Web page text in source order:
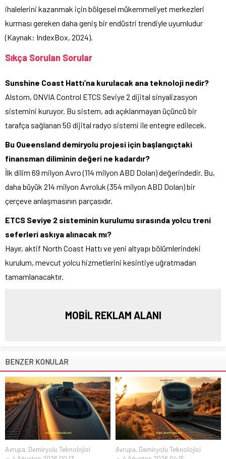
ihalelerini kazanmak için bölgesel mükemmeliyet merkezleri
kurması gereken daha geniş bir endüstri trendiyle uyumludur
(Kaynak: IndexBox, 2024).
Sıkça Sorulan Sorular
Sunshine Coast Hattı’na kurulacak ana teknoloji nedir?
Alstom, ONVIA Control ETCS Seviye 2 dijital sinyalizasyon
sistemini kuruyor. Bu sistem, adı açıklanmayan üçüncü bir
tarafça sağlanan 5G dijital radyo sistemi ile entegre edilecek.
Bu Queensland demiryolu projesi için başlangıçtaki
finansman diliminin değeri ne kadardır?
İlk dilim 69 milyon Avro (114 milyon ABD Doları) değerindedir. Bu,
daha büyük 214 milyon Avroluk (354 milyon ABD Doları) bir
çerçeve anlaşmasının parçasıdır.
ETCS Seviye 2 sisteminin kurulumu sırasında yolcu treni
seferleri askıya alınacak mı?
Hayır, aktif North Coast Hattı ve yeni altyapı bölümlerindeki
kurulum, mevcut yolcu hizmetlerini kesintiye uğratmadan
tamamlanacaktır.
MOBİL REKLAM ALANI
BENZER KONULAR
Avrupa, Demiryolu Teknolojisi
Avrupa, Demiryolu Teknolojisi